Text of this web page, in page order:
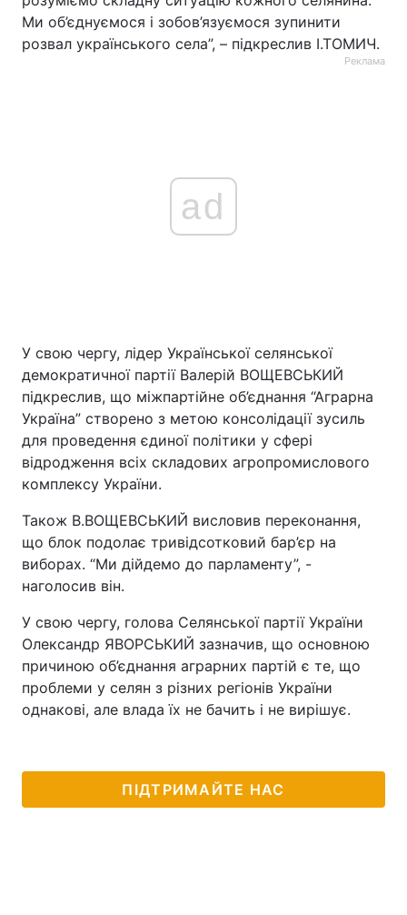
Ми об’єднуємося і зобов’язуємося зупинити
розвал українського села”, – підкреслив І.ТОМИЧ.
Реклама
ad
У свою чергу, лідер Української селянської
демократичної партії Валерій ВОЩЕВСЬКИЙ
підкреслив, що міжпартійне об’єднання “Аграрна
Україна” створено з метою консолідації зусиль
для проведення єдиної політики у сфері
відродження всіх складових агропромислового
комплексу України.
Також В.ВОЩЕВСЬКИЙ висловив переконання,
що блок подолає тривідсотковий бар’єр на
виборах. “Ми дійдемо до парламенту”, -
наголосив він.
У свою чергу, голова Селянської партії України
Олександр ЯВОРСЬКИЙ зазначив, що основною
причиною об’єднання аграрних партій є те, що
проблеми у селян з різних регіонів України
однакові, але влада їх не бачить і не вирішує.
ПІДТРИМАЙТЕ НАС